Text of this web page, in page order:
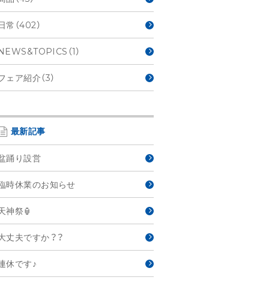
常（402）
（1）
ェア紹介（3）
最新記事
踊り設営
時休業のお知らせ
神祭🏮
丈夫ですか？？
休です♪